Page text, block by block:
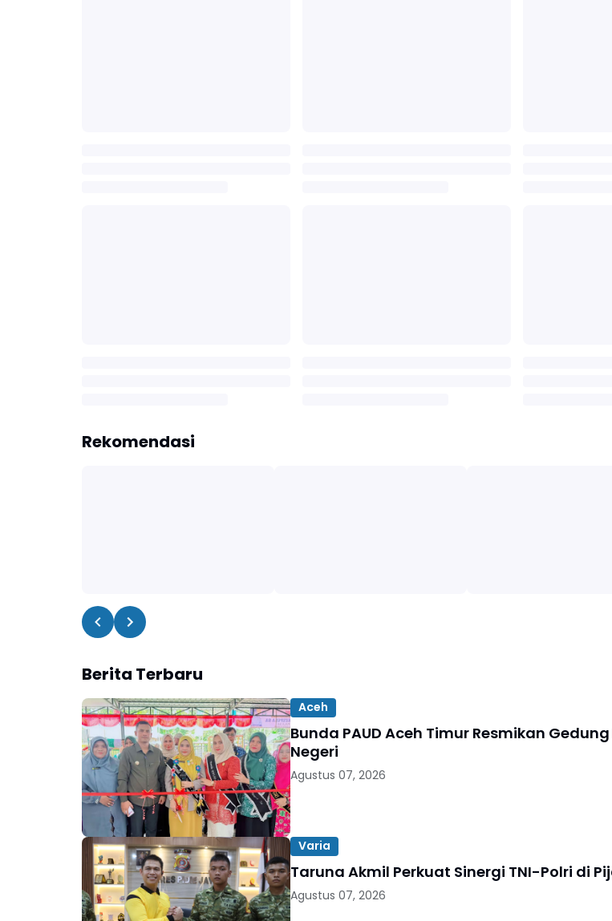
Rekomendasi
Berita Terbaru
Aceh
Bunda PAUD Aceh Timur Resmikan
Negeri
Agustus 07, 2026
Varia
Taruna Akmil Perkuat Sinergi TNI-Polri di
Agustus 07, 2026